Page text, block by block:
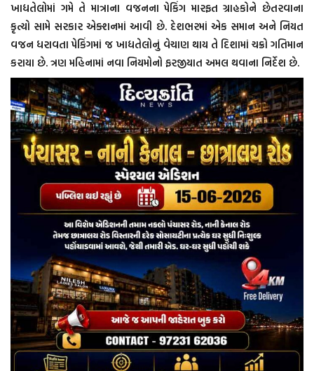
ખાદ્યતેલોમાં ગમે તે માત્રાના વજનના પેકિંગ મારફત ગ્રાહકોને છેતરવાના
કૃત્યો સામે સરકાર એક્શનમાં આવી છે. દેશભરમાં એક સમાન અને નિયત
વજન ધરાવતા પેકિંગમાં જ ખાદ્યતેલોનું વેચાણ થાય તે દિશામાં ચક્રો ગતિમાન
કરાયા છે. ત્રણ મહિનામાં નવા નિયમોનો ફરજીયાત અમલ થવાના નિર્દેશ છે.